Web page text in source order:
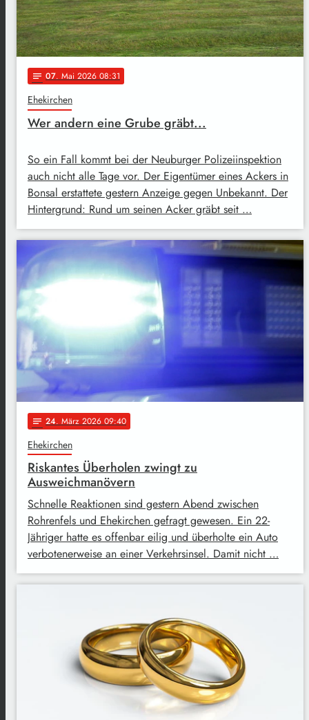
notes 07. Mai 2026 08:31
Ehekirchen
Wer andern eine Grube gräbt...
So ein Fall kommt bei der Neuburger Polizeiinspektion
auch nicht alle Tage vor. Der Eigentümer eines Ackers in
Bonsal erstattete gestern Anzeige gegen Unbekannt. Der
Hintergrund: Rund um seinen Acker gräbt seit …
notes 24. März 2026 09:40
Ehekirchen
Riskantes Überholen zwingt zu
Ausweichmanövern
Schnelle Reaktionen sind gestern Abend zwischen
Rohrenfels und Ehekirchen gefragt gewesen. Ein 22-
Jähriger hatte es offenbar eilig und überholte ein Auto
verbotenerweise an einer Verkehrsinsel. Damit nicht …